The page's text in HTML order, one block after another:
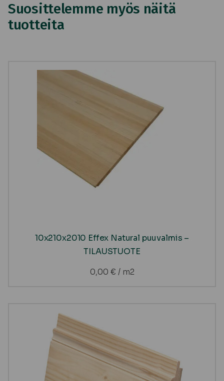
Suosittelemme myös näitä
tuotteita
10x210x2010 Effex Natural puuvalmis –
TILAUSTUOTE
0,00 € / m2